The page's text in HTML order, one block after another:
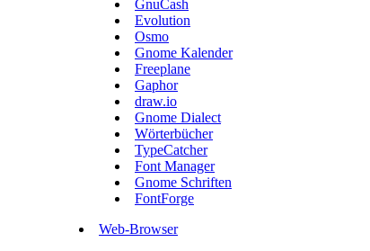
GnuCash
Evolution
Osmo
Gnome Kalender
Freeplane
Gaphor
draw.io
Gnome Dialect
Wörterbücher
TypeCatcher
Font Manager
Gnome Schriften
FontForge
Web-Browser